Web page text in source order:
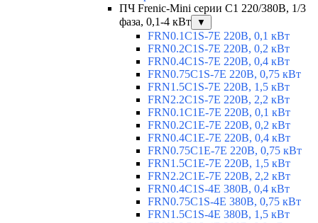
ПЧ Frenic-Mini серии C1 220/380В, 1/3
фаза, 0,1-4 кВт
▼
FRN0.1C1S-7E 220В, 0,1 кВт
FRN0.2C1S-7E 220В, 0,2 кВт
FRN0.4C1S-7E 220В, 0,4 кВт
FRN0.75C1S-7E 220В, 0,75 кВт
FRN1.5C1S-7E 220В, 1,5 кВт
FRN2.2C1S-7E 220В, 2,2 кВт
FRN0.1C1E-7E 220В, 0,1 кВт
FRN0.2C1E-7E 220В, 0,2 кВт
FRN0.4C1E-7E 220В, 0,4 кВт
FRN0.75C1E-7E 220В, 0,75 кВт
FRN1.5C1E-7E 220В, 1,5 кВт
FRN2.2C1E-7E 220В, 2,2 кВт
FRN0.4C1S-4E 380В, 0,4 кВт
FRN0.75C1S-4E 380В, 0,75 кВт
FRN1.5C1S-4E 380В, 1,5 кВт